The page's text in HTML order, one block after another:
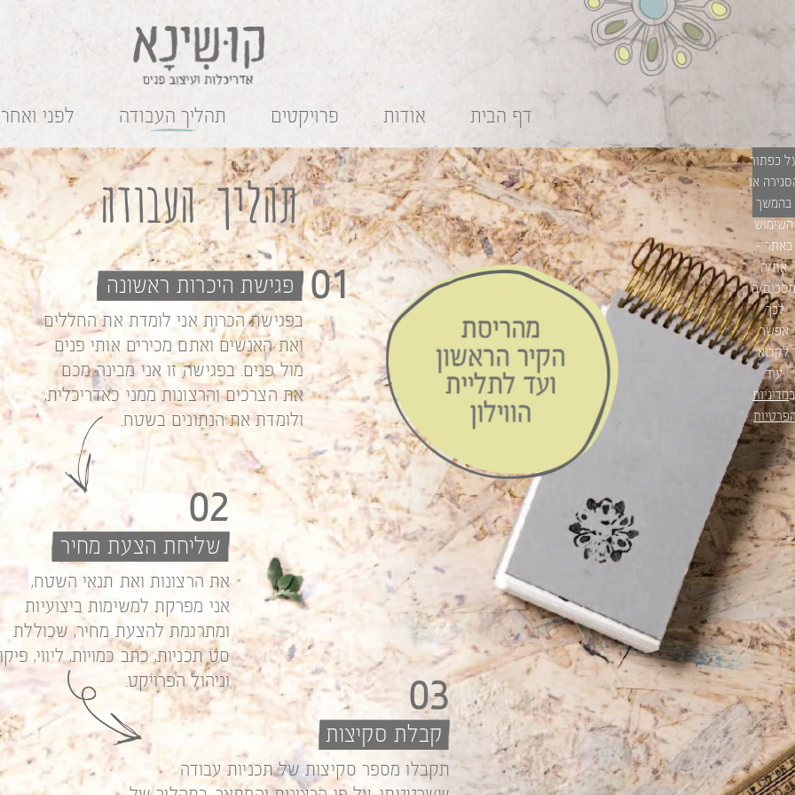
דף הבית אודות פרויקטים תהליך העבודה לפני
להעניק
בלחיצה
כפתור
או
בהמשך
השימוש
באתר –
את/ה
מסכים/ה
לכך.
אפשר
לקרוא
עוד
במדיניות
.
תהליך העבודה
01 פגישת היכרות ראשונה
בפגישת הכרות אני לומדת את החללים
ואת האנשים ואתם מכירים אותי פנים
מול פנים. בפגישה זו אני מבינה מכם
את הצרכים והרצונות ממני כאדריכלית,
ולומדת את הנתונים בשטח.
02
שליחת הצעת מחיר
את הרצונות ואת תנאי השטח,
אני מפרקת למשימות ביצועיות
ומתרגמת להצעת מחיר, שכוללת
סט תכניות, כתב כמויות, ליווי,
וניהול הפרויקט.
03
קבלת סקיצות
תקבלו מספר סקיצות של תכניות עבודה